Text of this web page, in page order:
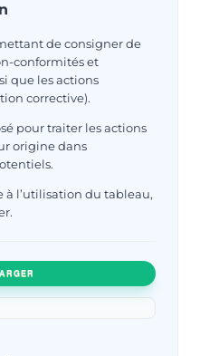
de consigner de
conformités et
que les actions
corrective).
pour traiter les actions
origine dans
l’utilisation du tableau,